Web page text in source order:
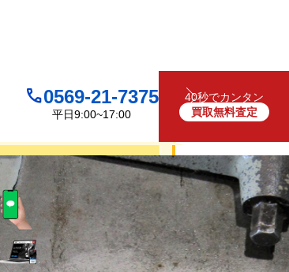
0569-21-7375
平日9:00~17:00
40秒でカンタン
買取無料査定
買取について
お見積り・査定は無料
LINEで査定（友だち追加）
買取フォームで査定